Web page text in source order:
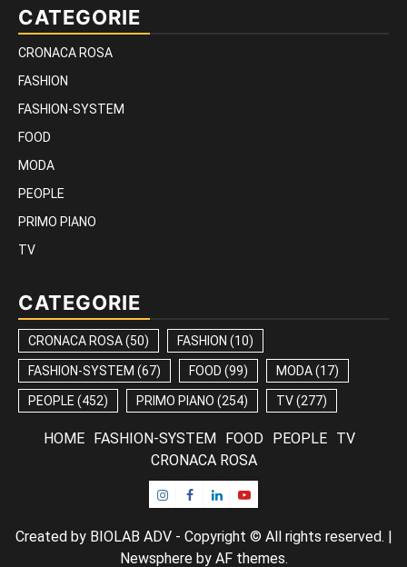
CATEGORIE
CRONACA ROSA
FASHION
FASHION-SYSTEM
FOOD
MODA
PEOPLE
PRIMO PIANO
TV
CATEGORIE
CRONACA ROSA(50) FASHION (10)
FASHION-SYSTEM (67) FOOD (99) MODA(17)
PEOPLE (452) PRIMO PIANO (254) TV(277)
HOME FASHION-SYSTEM FOOD PEOPLE
TV
CRONACA ROSA
Instagram
Facebook
LinkedinYoutube
Created by BIOLAB ADV - Copyright © All rights reserved.
Newsphereby AF themes.